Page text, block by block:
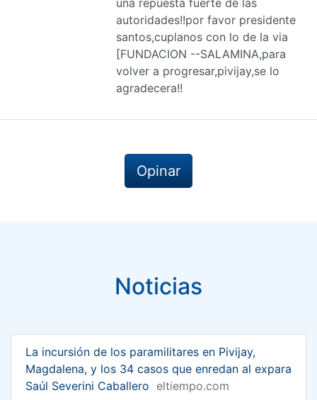
autoridades!!por favor presidente
santos,cuplanos con lo de la via
[FUNDACION --SALAMINA,para
volver a progresar,pivijay,se lo
agradecera!!
Opinar
Noticias
La incursión de los paramilitares en Pivijay,
Magdalena, y los 34 casos que enredan al expara
Saúl Severini Caballero eltiempo.com